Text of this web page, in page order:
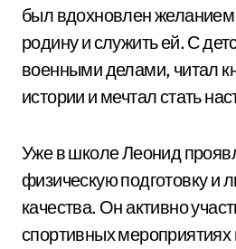
был вдохновлен
родину и служить ей. С
военными делами, читал
истории и мечтал стать
Уже в школе Леонид
физическую подготовку и
качества. Он активно
спортивных мероприятиях